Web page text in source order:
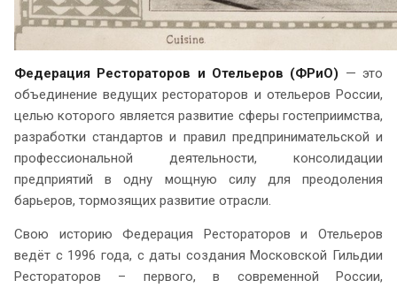
Федерация Рестораторов и Отельеров (ФРиО) — это
объединение ведущих рестораторов и отельеров России,
целью которого является развитие сферы гостеприимства,
разработки стандартов и правил предпринимательской и
профессиональной деятельности, консолидации
предприятий в одну мощную силу для преодоления
барьеров, тормозящих развитие отрасли.
Свою историю Федерация Рестораторов и Отельеров
ведёт с 1996 года, с даты создания Московской Гильдии
Рестораторов – первого, в современной России,